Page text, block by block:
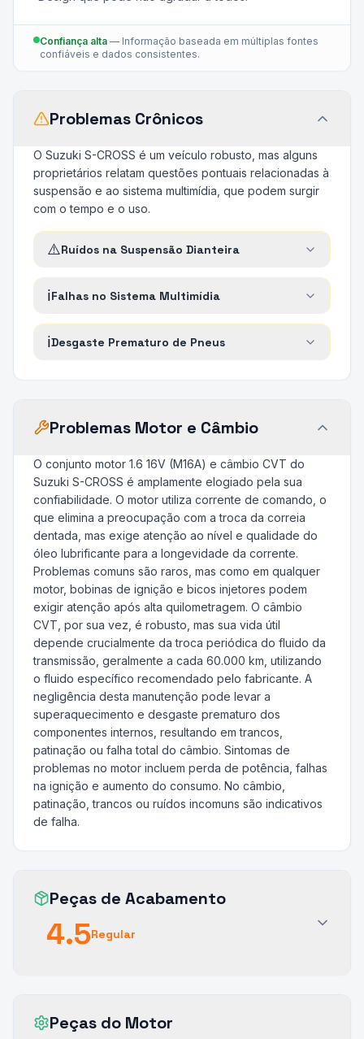
Confiança alta — Informação baseada em múltiplas fontes
confiáveis e dados consistentes.
Problemas Crônicos
O Suzuki S-CROSS é um veículo robusto, mas alguns
proprietários relatam questões pontuais relacionadas à
suspensão e ao sistema multimídia, que podem surgir
com o tempo e o uso.
⚠️Ruídos na Suspensão Dianteira
ℹ️Falhas no Sistema Multimídia
ℹ️Desgaste Prematuro de Pneus
Problemas Motor e Câmbio
O conjunto motor 1.6 16V (M16A) e câmbio CVT do
Suzuki S-CROSS é amplamente elogiado pela sua
confiabilidade. O motor utiliza corrente de comando, o
que elimina a preocupação com a troca da correia
dentada, mas exige atenção ao nível e qualidade do
óleo lubrificante para a longevidade da corrente.
Problemas comuns são raros, mas como em qualquer
motor, bobinas de ignição e bicos injetores podem
exigir atenção após alta quilometragem. O câmbio
CVT, por sua vez, é robusto, mas sua vida útil
depende crucialmente da troca periódica do fluido da
transmissão, geralmente a cada 60.000 km, utilizando
o fluido específico recomendado pelo fabricante. A
negligência desta manutenção pode levar a
superaquecimento e desgaste prematuro dos
componentes internos, resultando em trancos,
patinação ou falha total do câmbio. Sintomas de
problemas no motor incluem perda de potência, falhas
na ignição e aumento do consumo. No câmbio,
patinação, trancos ou ruídos incomuns são indicativos
de falha.
Peças de Acabamento
4.5Regular
Peças do Motor